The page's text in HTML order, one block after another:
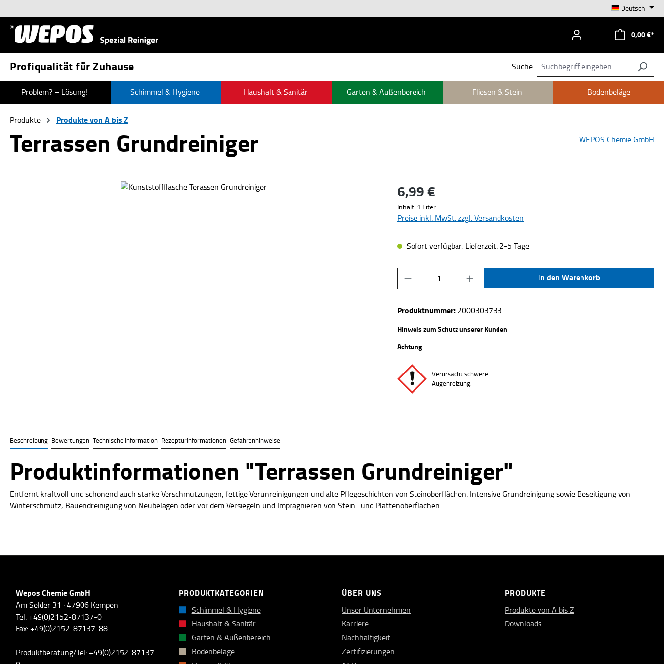
Deutsch
0,00 €*
Profiqualität für Zuhause
Suche
Problem? – Lösung!
Schimmel & Hygiene Haushalt & Sanitär Garten & Außenbereich Fliesen & Stein Bodenbeläge
Produkte Produkte von A bis Z
Terrassen Grundreiniger WEPOS Chemie GmbH
Regulärer Preis:
6,99 €
Inhalt: 1 Liter
Preise inkl. MwSt. zzgl. Versandkosten
Sofort verfügbar, Lieferzeit: 2-5 Tage
Produkt Anzahl: Gib den gewünschten Wert ein
In den Warenkorb
Produktnummer:2000303733
Hinweis zum Schutz unserer Kunden
Achtung
Verursacht schwere
Augenreizung.
Beschreibung Bewertungen Technische Information Rezepturinformationen Gefahrenhinweise
Produktinformationen "Terrassen Grundreiniger"
Entfernt kraftvoll und schonend auch starke Verschmutzungen, fettige Verunreinigungen und alte Pflegeschichten vonSteinoberflächen. Intensive Grundreinigung sowie Beseitigung von
Winterschmutz, Bauendreinigung von Neubelägenoder vor dem Versiegeln und Imprägnieren von Stein- und Plattenoberflächen.
Wepos Chemie GmbH
Am Selder 31 · 47906 Kempen
Tel: +49(0)2152-87137-0
Fax: +49(0)2152-87137-88
Produktberatung/Tel: +49(0)2152-87137-
PRODUKTKATEGORIEN
Schimmel & Hygiene
Haushalt & Sanitär
Garten & Außenbereich
Bodenbeläge
ÜBER UNS
Unser Unternehmen
Karriere
Nachhaltigkeit
Zertifizierungen
PRODUKTE
Produkte von A bis Z
Downloads